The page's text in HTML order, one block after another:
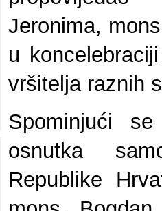
Jeronima,
u
vršitelja raznih
Spominjući
osnutka
Republike